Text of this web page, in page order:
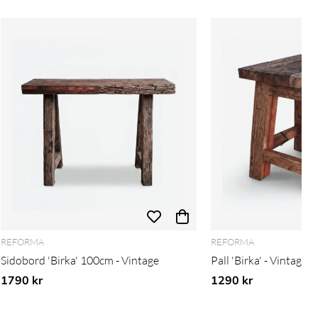
REFORMA
Sidobord 'Birka' 100cm - Vintage
1790 kr
REFORMA
Pall 'Birka' - Vintage
1290 kr